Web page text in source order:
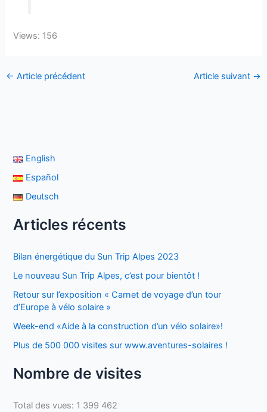
Views: 156
← Article précédent Article suivant →
English
Español
Deutsch
Articles récents
Bilan énergétique du Sun Trip Alpes 2023
Le nouveau Sun Trip Alpes, c’est pour bientôt !
Retour sur l’exposition « Carnet de voyage d’un tour
d’Europe à vélo solaire »
Week-end «Aide à la construction d’un vélo solaire»!
Plus de 500 000 visites sur www.aventures-solaires !
Nombre de visites
Total des vues: 1 399 462